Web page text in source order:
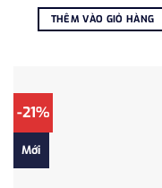
là:
THÊM VÀO GIỎ HÀNG
-21%
Mới